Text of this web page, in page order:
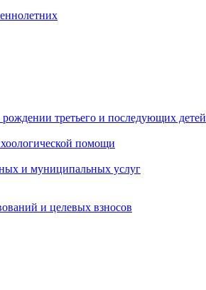
третьего и последующих детей
помощи
и муниципальных услуг
и целевых взносов